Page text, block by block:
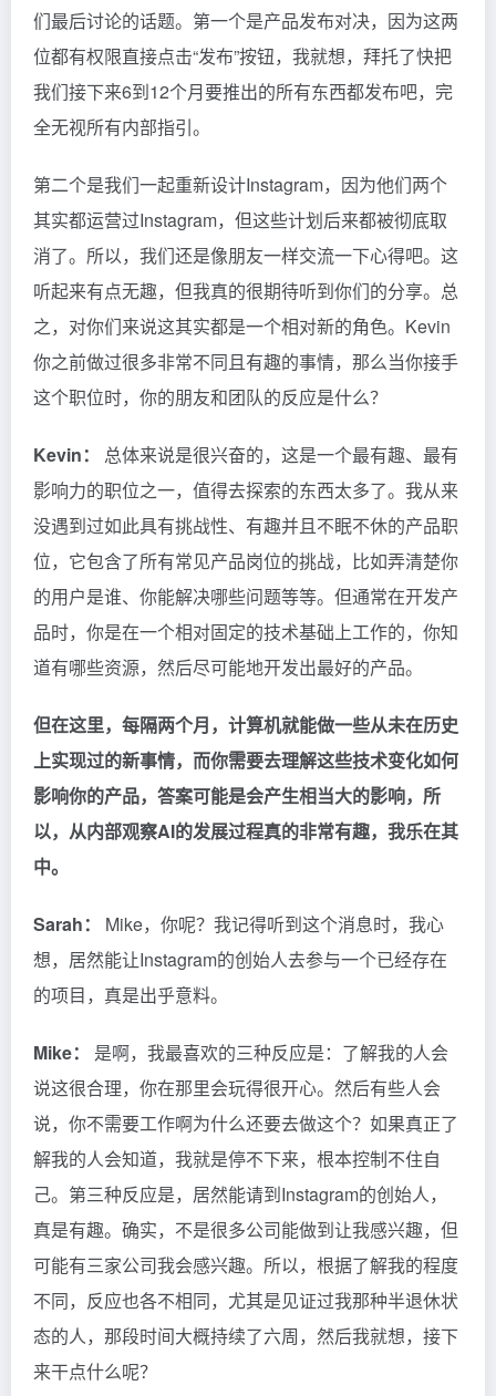
们最后讨论的话题。第一个是产品发布对决，因为这两
位都有权限直接点击“发布”按钮，我就想，拜托了快把
我们接下来6到12个月要推出的所有东西都发布吧，完
全无视所有内部指引。
第二个是我们一起重新设计Instagram，因为他们两个
其实都运营过Instagram，但这些计划后来都被彻底取
消了。所以，我们还是像朋友一样交流一下心得吧。这
听起来有点无趣，但我真的很期待听到你们的分享。总
之，对你们来说这其实都是一个相对新的角色。Kevin
你之前做过很多非常不同且有趣的事情，那么当你接手
这个职位时，你的朋友和团队的反应是什么？
Kevin：
总体来说是很兴奋的，这是一个最有趣、最有
影响力的职位之一，值得去探索的东西太多了。我从来
没遇到过如此具有挑战性、有趣并且不眠不休的产品职
位，它包含了所有常见产品岗位的挑战，比如弄清楚你
的用户是谁、你能解决哪些问题等等。但通常在开发产
品时，你是在一个相对固定的技术基础上工作的，你知
道有哪些资源，然后尽可能地开发出最好的产品。
但在这里，每隔两个月，计算机就能做一些从未在历史
上实现过的新事情，而你需要去理解这些技术变化如何
影响你的产品，答案可能是会产生相当大的影响，所
以，从内部观察AI的发展过程真的非常有趣，我乐在其
中。
Sarah：
Mike，你呢？我记得听到这个消息时，我心
想，居然能让Instagram的创始人去参与一个已经存在
的项目，真是出乎意料。
Mike：
是啊，我最喜欢的三种反应是：了解我的人会
说这很合理，你在那里会玩得很开心。然后有些人会
说，你不需要工作啊为什么还要去做这个？如果真正了
解我的人会知道，我就是停不下来，根本控制不住自
己。第三种反应是，居然能请到Instagram的创始人，
真是有趣。确实，不是很多公司能做到让我感兴趣，但
可能有三家公司我会感兴趣。所以，根据了解我的程度
不同，反应也各不相同，尤其是见证过我那种半退休状
态的人，那段时间大概持续了六周，然后我就想，接下
来干点什么呢？